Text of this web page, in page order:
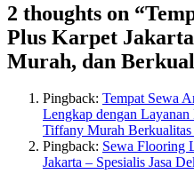
2 thoughts on “
Plus Karpet
Murah, dan
Pingback: Tempat Sewa
Lengkap dengan
Tiffany Murah
Pingback: Sewa Flooring
Jakarta – Spesialis Jasa